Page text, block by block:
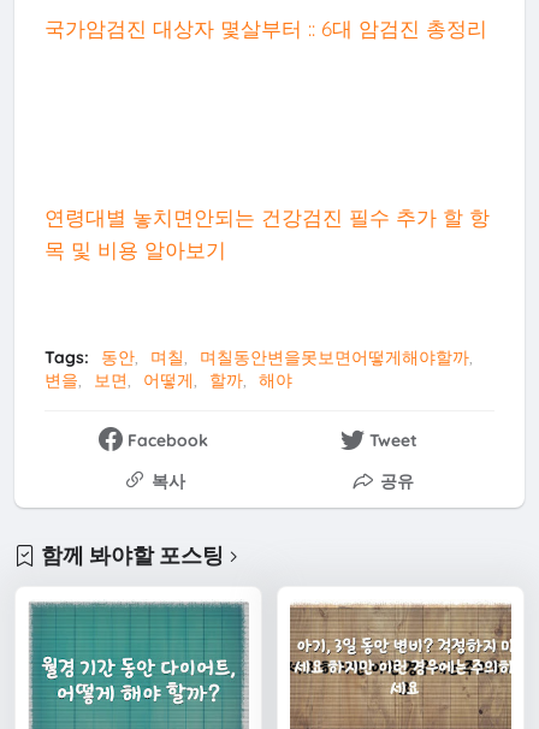
국가암검진 대상자 몇살부터 :: 6대 암검진 총정리
연령대별 놓치면안되는 건강검진 필수 추가 할 항
목 및 비용 알아보기
Tags: 동안 며칠
며칠동안변을못보면어떻게해야할까
변을
보면 어떻게 할까 해야
Facebook
Tweet
복사
공유
함께 봐야할 포스팅